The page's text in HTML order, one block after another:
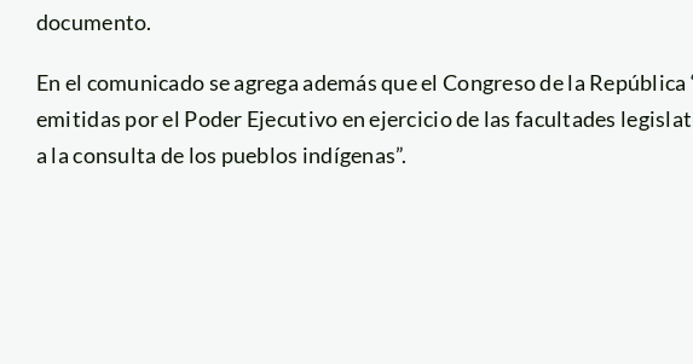
documento.
En el comunicado se agrega además que el Congreso de la
emitidas por el Poder Ejecutivo en ejercicio de las facultades
a la consulta de los pueblos indígenas”.